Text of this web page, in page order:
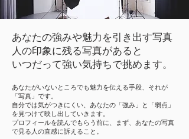
あなたの強みや魅力を引き出す写真
人の印象に残る写真があると
いつだって強い気持ちで挑めます。
あなたがいないところでも魅力を伝える手段、それが
「写真」です。
自分では気がつきにくい、あなたの「強み」と「弱点」
を見つけて映し出していきます。
プロフィールを読んでもらう前に、まず、あなたの写真
で見る人の直感に訴えること。